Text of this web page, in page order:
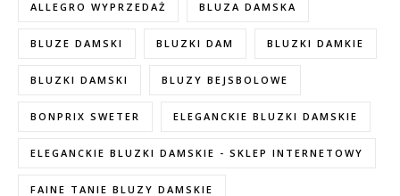
ALLEGRO WYPRZEDAŻ BLUZA DAMSKA
BLUZE DAMSKI BLUZKI DAM BLUZKI DAMKIE
BLUZKI DAMSKI BLUZY BEJSBOLOWE
BONPRIX SWETER ELEGANCKIE BLUZKI DAMSKIE
ELEGANCKIE BLUZKI DAMSKIE - SKLEP INTERNETOWY
FAINE TANIE BLUZY DAMSKIE